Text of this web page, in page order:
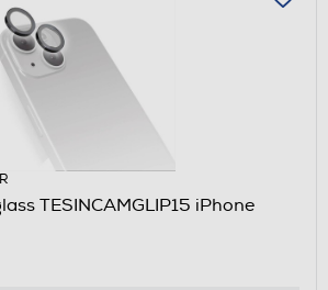
TESINCAMGLIP15 iPhone